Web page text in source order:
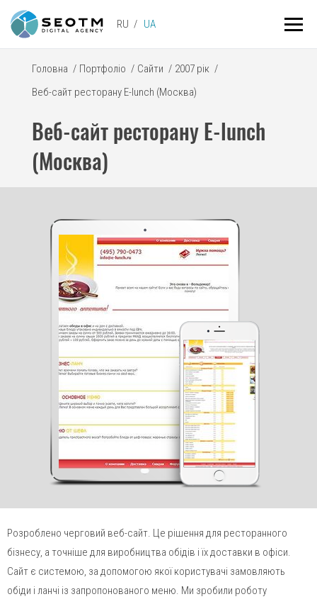
RU UA
Головна / Портфоліо / Сайти / 2007 рік /
Веб-сайт ресторану E-lunch (Москва)
Веб-сайт ресторану E-lunch
(Москва)
Розроблено черговий веб-сайт. Це рішення для ресторанного
бізнесу, а точніше для виробництва обідів і їх доставки в офіси.
Сайт є системою, за допомогою якої користувачі замовляють
обіди і ланчі із запропонованого меню. Ми зробили роботу
send